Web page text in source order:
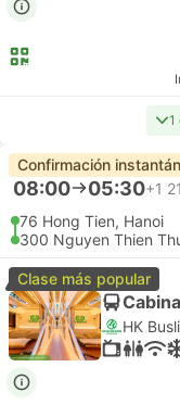
1
Confirmación
08:00 05:30+1
76 Hong Tien, Hanoi
300 Nguyen Thien
Clase más popular
HK